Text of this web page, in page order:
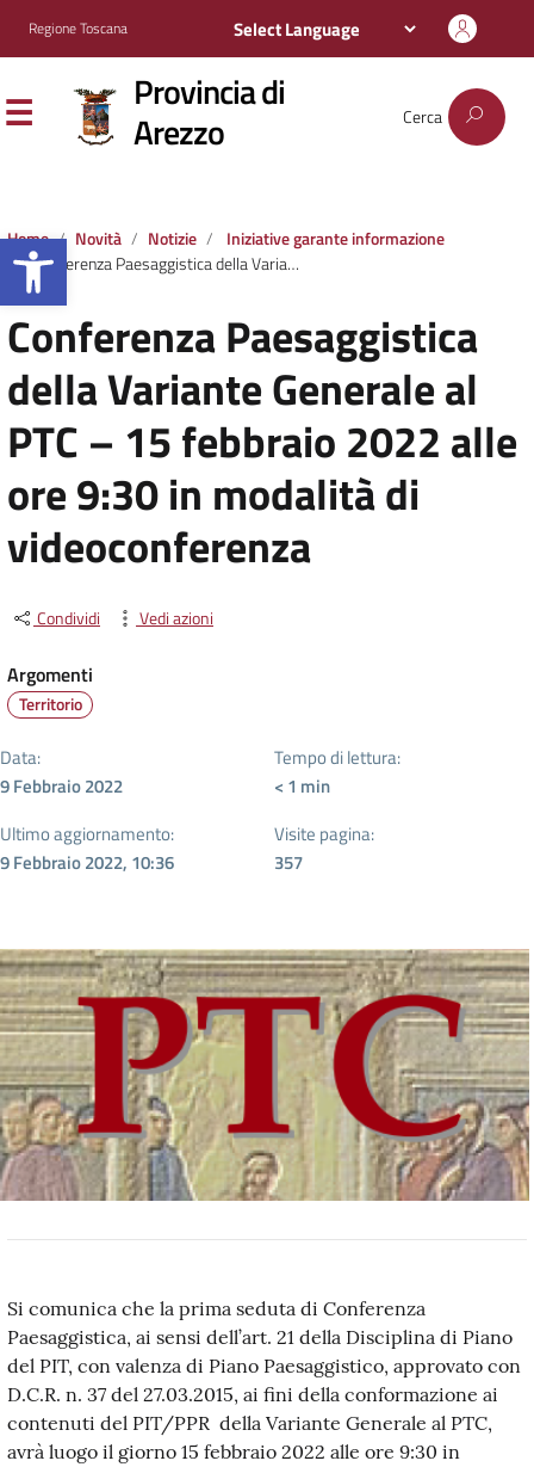
Apri la barra degli strumenti
Regione Toscana
Provincia di
Arezzo Cerca
Home Novità Notizie
Iniziative garante informazione
Conferenza Paesaggistica della Variante Generale al PTC – 15 febbraio 2022 alle ore 9:30 in modalità di videoconferenza
Conferenza Paesaggistica
della Variante Generale al
PTC – 15 febbraio 2022 alle
ore 9:30 in modalità di
videoconferenza
Condividi Vedi azioni
Argomenti
Territorio
Data:
9 Febbraio 2022
Tempo di lettura:
< 1 min
Ultimo aggiornamento:
9 Febbraio 2022, 10:36
Visite pagina:
357
Si comunica che la prima seduta di Conferenza
Paesaggistica, ai sensi dell’art. 21 della Disciplina di Piano
del PIT, con valenza di Piano Paesaggistico, approvato con
D.C.R. n. 37 del 27.03.2015, ai fini della conformazione ai
contenuti del PIT/PPR della Variante Generale al PTC,
avrà luogo il giorno 15 febbraio 2022 alle ore 9:30 in